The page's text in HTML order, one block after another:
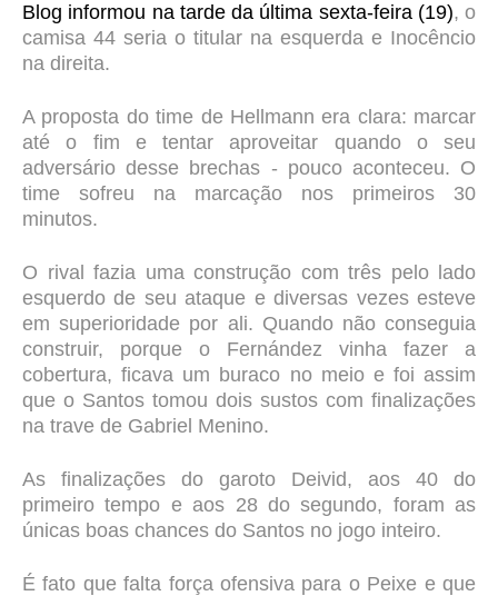
Blog informou na tarde da última sexta-feira (19), o
camisa 44 seria o titular na esquerda e Inocêncio
na direita.
A proposta do time de Hellmann era clara: marcar
até o fim e tentar aproveitar quando o seu
adversário desse brechas - pouco aconteceu. O
time sofreu na marcação nos primeiros 30
minutos.
O rival fazia uma construção com três pelo lado
esquerdo de seu ataque e diversas vezes esteve
em superioridade por ali. Quando não conseguia
construir, porque o Fernández vinha fazer a
cobertura, ficava um buraco no meio e foi assim
que o Santos tomou dois sustos com finalizações
na trave de Gabriel Menino.
As finalizações do garoto Deivid, aos 40 do
primeiro tempo e aos 28 do segundo, foram as
únicas boas chances do Santos no jogo inteiro.
É fato que falta força ofensiva para o Peixe e que